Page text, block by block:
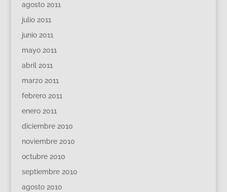
agosto 2011
julio 2011
junio 2011
mayo 2011
abril 2011
marzo 2011
febrero 2011
enero 2011
diciembre 2010
noviembre 2010
octubre 2010
septiembre 2010
agosto 2010